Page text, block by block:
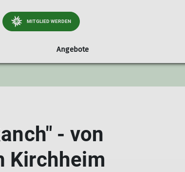
MITGLIED WERDEN
Sektionszeitschriften Historie
Angebote
MTB Nordic Walking
Hüttendienst
- von
Kirchheim